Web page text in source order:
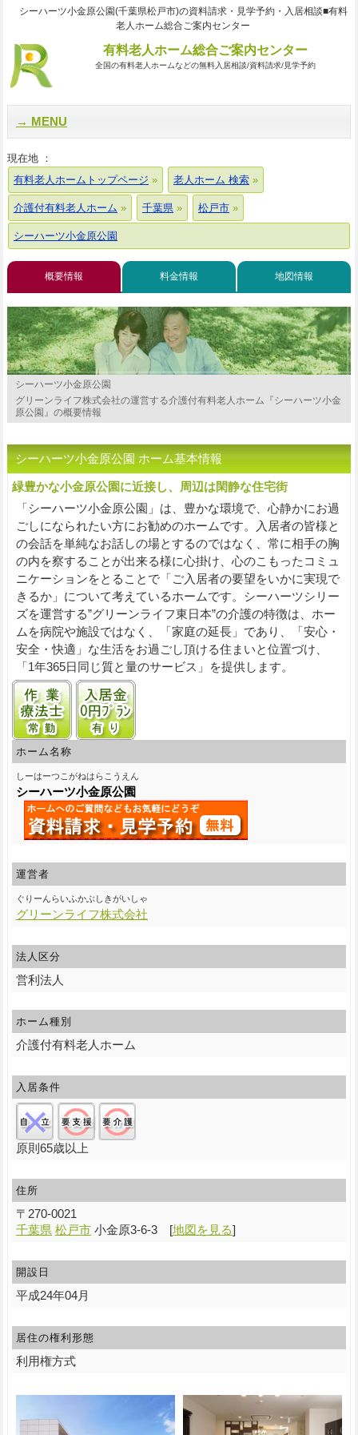
シーハーツ小金原公園(千葉県松戸市)の資料請求・見学予約・入居相談■有料
老人ホーム総合ご案内センター
有料老人ホーム総合ご案内センター
全国の有料老人ホームなどの無料入居相談/資料請求/見学予約
MENU
現在地 ：
有料老人ホームトップページ
老人ホーム 検索
介護付有料老人ホーム 千葉県 松戸市
シーハーツ小金原公園
概要情報 料金情報 地図情報
シーハーツ小金原公園
グリーンライフ株式会社の運営する介護付有料老人ホーム『シーハーツ小金
原公園』の概要情報
シーハーツ小金原公園 ホーム基本情報
緑豊かな小金原公園に近接し、周辺は閑静な住宅街
「シーハーツ小金原公園」は、豊かな環境で、心静かにお過
ごしになられたい方にお勧めのホームです。入居者の皆様と
の会話を単純なお話しの場とするのではなく、常に相手の胸
の内を察することが出来る様に心掛け、心のこもったコミュ
ニケーションをとることで「ご入居者の要望をいかに実現で
きるか」について考えているホームです。シーハーツシリー
ズを運営する”グリーンライフ東日本”の介護の特徴は、ホー
ムを病院や施設ではなく、「家庭の延長」であり、「安心・
安全・快適」な生活をお過ごし頂ける住まいと位置づけ、
「1年365日同じ質と量のサービス」を提供します。
作業療法士常勤入居金0円プランあり
ホーム名称
しーはーつこがねはらこうえん
シーハーツ小金原公園
運営者
ぐりーんらいふかぶしきがいしゃ
グリーンライフ株式会社
法人区分
営利法人
ホーム種別
介護付有料老人ホーム
入居条件
原則65歳以上
住所
〒 270-0021
千葉県 松戸市 小金原3-6-3[地図を見る]
開設日
平成24年04月
居住の権利形態
利用権方式